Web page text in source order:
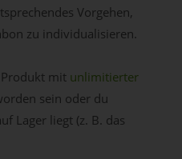
Vorgehen,
zu individualisieren.
mit unlimitierter
sein oder du
Lager liegt (z. B. das